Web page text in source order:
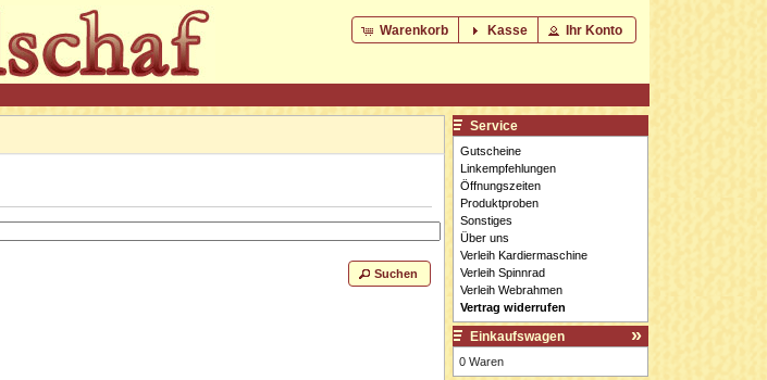
Warenkorb Kasse Ihr Konto
Suchen
Service
Gutscheine
Linkempfehlungen
Öffnungszeiten
Produktproben
Sonstiges
Über uns
Verleih Kardiermaschine
Verleih Spinnrad
Verleih Webrahmen
Vertrag widerrufen
Einkaufswagen
0 Waren